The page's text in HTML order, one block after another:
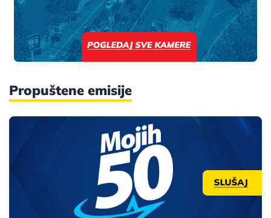
Propuštene emisije